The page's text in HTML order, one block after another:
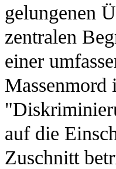
gelungenen
zentralen
einer
Massenmord
auf die
Zuschnitt